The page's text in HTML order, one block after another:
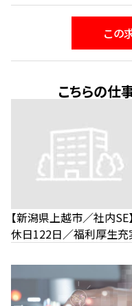
この
こちらの仕
【新潟県上越市／社内
休日122日／福利厚生